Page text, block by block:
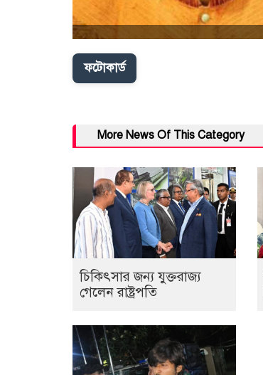
ফটোকার্ড
More News Of This Category
চিকিৎসার জন্য যুক্তরাজ্য
গেলেন রাষ্ট্রপতি